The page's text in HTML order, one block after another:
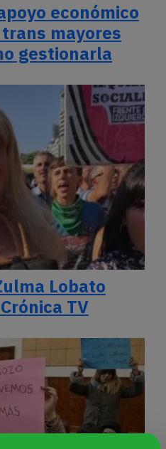
económico
mayores
gestionarla
Lobato
TV